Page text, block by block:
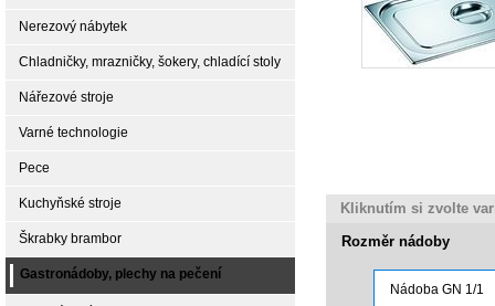
Kliknutím si zvolte
Rozměr nádoby
Nádoba GN 1/1
Nerezový nábytek
Chladničky, mrazničky, šokery, chladící stoly
Nářezové stroje
Varné technologie
Pece
Kuchyňské stroje
Škrabky brambor
Gastronádoby, plechy na pečení